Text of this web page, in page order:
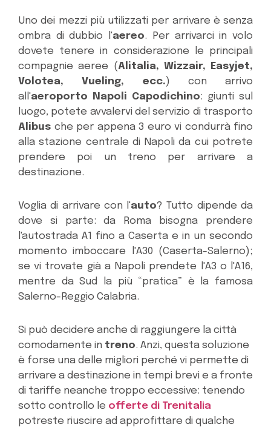
Uno dei mezzi più utilizzati per arrivare è senza
ombra di dubbio l'aereo. Per arrivarci in volo
dovete tenere in considerazione le principali
compagnie aeree (Alitalia, Wizzair, Easyjet,
Volotea, Vueling, ecc.) con arrivo
all'aeroporto Napoli Capodichino: giunti sul
luogo, potete avvalervi del servizio di trasporto
Alibus che per appena 3 euro vi condurrà fino
alla stazione centrale di Napoli da cui potrete
prendere poi un treno per arrivare a
destinazione.
Voglia di arrivare con l'auto? Tutto dipende da
dove si parte: da Roma bisogna prendere
l'autostrada A1 fino a Caserta e in un secondo
momento imboccare l'A30 (Caserta-Salerno);
se vi trovate già a Napoli prendete l'A3 o l'A16,
mentre da Sud la più “pratica” è la famosa
Salerno-Reggio Calabria.
Si può decidere anche di raggiungere la città
comodamente in treno. Anzi, questa soluzione
è forse una delle migliori perché vi permette di
arrivare a destinazione in tempi brevi e a fronte
di tariffe neanche troppo eccessive: tenendo
sotto controllo le offerte di Trenitalia
potreste riuscire ad approfittare di qualche